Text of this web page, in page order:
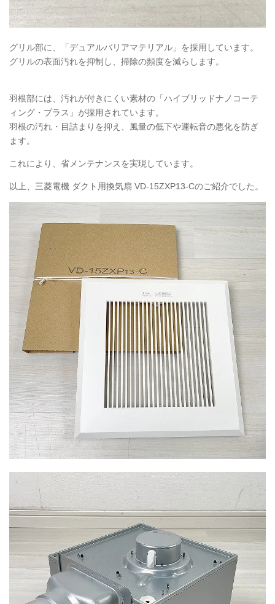
グリル部に、「デュアルバリアマテリアル」を採用しています。
グリルの表面汚れを抑制し、掃除の頻度を減らします。
羽根部には、汚れが付きにくい素材の「ハイブリッドナノコーテ
ィング・プラス」が採用されています。
羽根の汚れ・目詰まりを抑え、風量の低下や運転音の悪化を防ぎ
ます。
これにより、省メンテナンスを実現しています。
以上、三菱電機 ダクト用換気扇 VD-15ZXP13-Cのご紹介でした。